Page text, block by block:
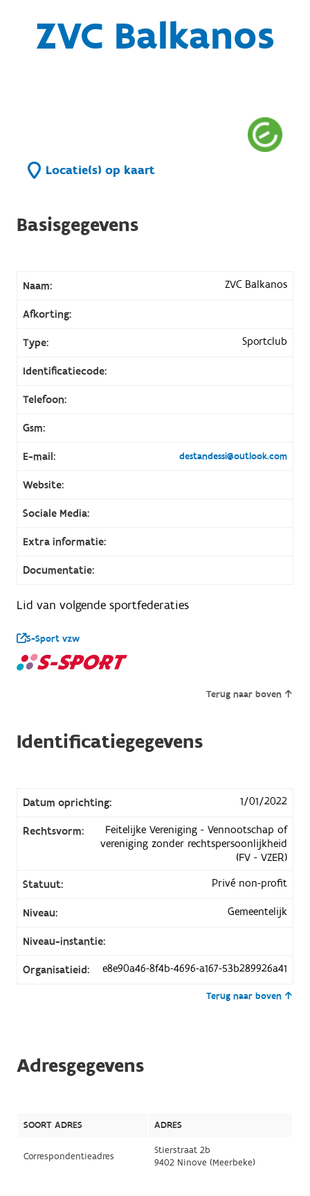
ZVC Balkanos
Locatie(s) op kaart
Basisgegevens
Naam: ZVC Balkanos
Afkorting:
Type: Sportclub
Identificatiecode:
Telefoon:
Gsm:
E-mail: destandessi@outlook.com
Website:
Sociale Media:
Extra informatie:
Documentatie:
Lid van volgende sportfederaties
S-Sport vzw
Terug naar boven
Identificatiegegevens
Datum oprichting: 1/01/2022
Rechtsvorm:
Feitelijke Vereniging - Vennootschap of
vereniging zonder rechtspersoonlijkheid
(FV - VZER)
Statuut:
Privé non-profit
Niveau: Gemeentelijk
Niveau-instantie:
Organisatieid: e8e90a46-8f4b-4696-a167-53b289926a41
Terug naar boven
Adresgegevens
SOORT ADRES ADRES
Correspondentieadres
Stierstraat 2b
9402 Ninove (Meerbeke)